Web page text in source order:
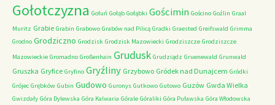
Gołotczyzna Gołuń Gołąb Gołąbki Gościmin Gościno Goźlin Graal
Muritz Grabie Grabin Grabowo Grabów nad Pilicą Gradki Graested Greifswald Grimma
Grodno Grodziczno Grodzisk Grodzisk Mazowiecki Grodziszcze Grodziszcze
Mazowieckie Gromadno Großenhain Grudusk Grudziądz Gruenewald Grunwald
Gruszka Gryfice Gryfino Gryźliny Grzybowo Gródek nad Dunajcem Gródki
Grójec Grębków Gubin Gudowo Guronys Gutkowo Gutowo Guzów Gwda Wielka
Gwizdały Góra Dylewska Góra Kalwaria Górale Góraliki Góra Puławska Góra Włodowska